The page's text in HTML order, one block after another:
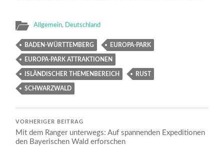
Allgemein, Deutschland
BADEN-WÜRTTEMBERG EUROPA-PARK
EUROPA-PARK ATTRAKTIONEN
ISLÄNDISCHER THEMENBEREICH RUST
SCHWARZWALD
VORHERIGER BEITRAG
Mit dem Ranger unterwegs: Auf spannenden Expeditionen
den Bayerischen Wald erforschen